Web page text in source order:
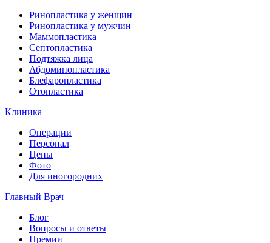
Ринопластика у женщин
Ринопластика у мужчин
Маммопластика
Септопластика
Подтяжка лица
Абдоминопластика
Блефаропластика
Отопластика
Клиника
Операции
Персонал
Цены
Фото
Для иногородних
Главный Врач
Блог
Вопросы и ответы
Премии